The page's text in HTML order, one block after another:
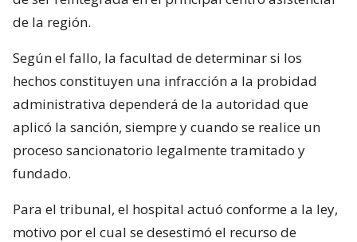
de la región.
Según el fallo, la facultad de determinar si los
hechos constituyen una infracción a la probidad
administrativa dependerá de la autoridad que
aplicó la sanción, siempre y cuando se realice un
proceso sancionatorio legalmente tramitado y
fundado.
Para el tribunal, el hospital actuó conforme a la ley,
motivo por el cual se desestimó el recurso de